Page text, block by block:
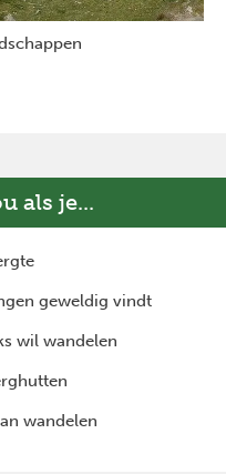
als je...
geweldig vindt
wil wandelen
wandelen